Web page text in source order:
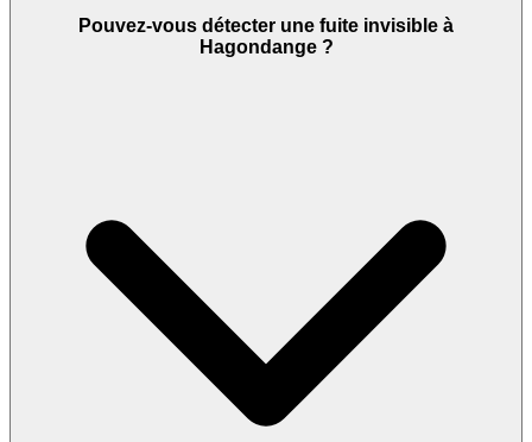
Pouvez-vous détecter une fuite invisible à
Hagondange ?